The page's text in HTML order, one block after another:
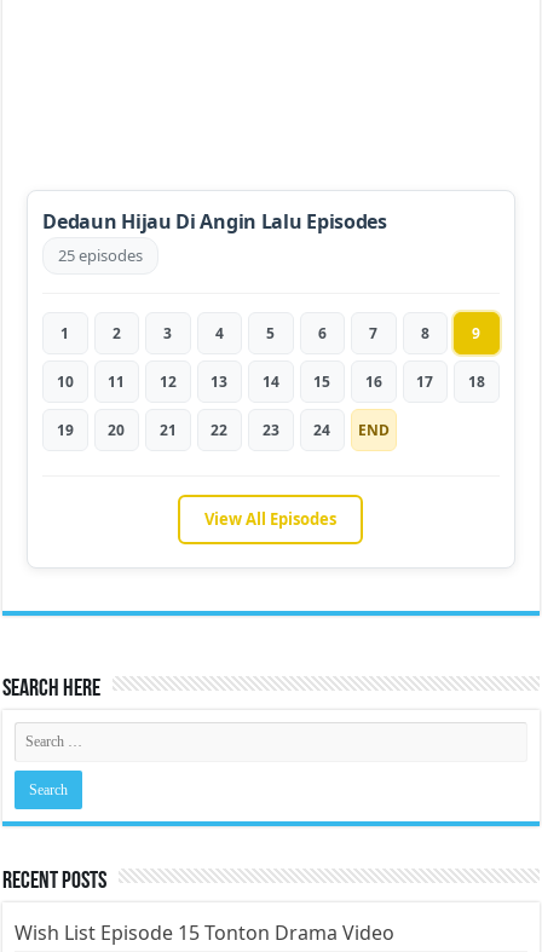
Dedaun Hijau Di Angin Lalu Episodes
25 episodes
1 2 3 4 5 6 7 8 9
10 11 12 13 14 15 16 17 18
19 20 21 22 23 24 END
View All Episodes
Search Here
Recent Posts
Wish List Episode 15 Tonton Drama Video